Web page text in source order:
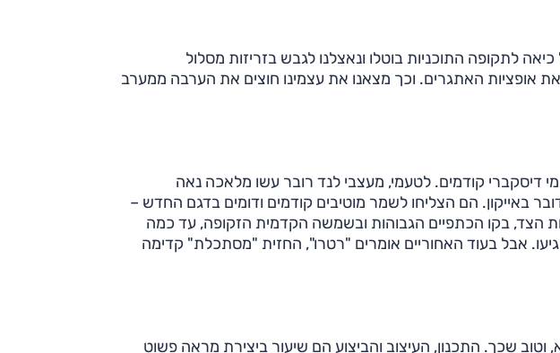
לתקופה התוכניות בוטלו ונאצלנו לגבש בזריזות מסלול
אופציות האתגרים. וכך מצאנו את עצמינו חוצים את הערבה ממערב
דיסקברי קודמים. לטעמי, מעצבי לנד רובר עשו מלאכה נאה
פשוט כשמדובר באייקון. הם הצליחו לשמר מוטיבים קודמים ודומים בדגם החדש –
הצד, בקו הכתפיים הגבוהות ובשמשה הקדמית הזקופה, עד כמה
אבל בעוד האחוריים אומרים "רטרו", החזית "מסתכלת" קדימה
שכך. התכנון, העיצוב והביצוע הם שיעור ביצירת מראה פשוט